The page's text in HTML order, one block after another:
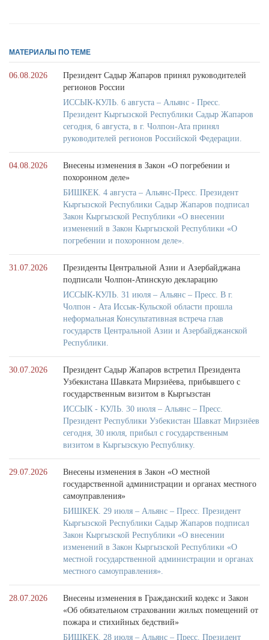
МАТЕРИАЛЫ ПО ТЕМЕ
06.08.2026
Президент Садыр Жапаров принял руководителей
регионов России
ИССЫК-КУЛЬ. 6 августа – Альянс - Пресс.
Президент Кыргызской Республики Садыр Жапаров
сегодня, 6 августа, в г. Чолпон-Ата принял
руководителей регионов Российской Федерации.
04.08.2026
Внесены изменения в Закон «О погребении и
похоронном деле»
БИШКЕК. 4 августа – Альянс-Пресс. Президент
Кыргызской Республики Садыр Жапаров подписал
Закон Кыргызской Республики «О внесении
изменений в Закон Кыргызской Республики «О
погребении и похоронном деле».
31.07.2026
Президенты Центральной Азии и Азербайджана
подписали Чолпон-Атинскую декларацию
ИССЫК-КУЛЬ. 31 июля – Альянс – Пресс. В г.
Чолпон - Ата Иссык-Кульской области прошла
неформальная Консультативная встреча глав
государств Центральной Азии и Азербайджанской
Республики.
30.07.2026
Президент Садыр Жапаров встретил Президента
Узбекистана Шавката Мирзиёева, прибывшего с
государственным визитом в Кыргызстан
ИССЫК - КУЛЬ. 30 июля – Альянс – Пресс.
Президент Республики Узбекистан Шавкат Мирзиёев
сегодня, 30 июля, прибыл с государственным
визитом в Кыргызскую Республику.
29.07.2026
Внесены изменения в Закон «О местной
государственной администрации и органах местного
самоуправления»
БИШКЕК. 29 июля – Альянс – Пресс. Президент
Кыргызской Республики Садыр Жапаров подписал
Закон Кыргызской Республики «О внесении
изменений в Закон Кыргызской Республики «О
местной государственной администрации и органах
местного самоуправления».
28.07.2026
Внесены изменения в Гражданский кодекс и Закон
«Об обязательном страховании жилых помещений от
пожара и стихийных бедствий»
БИШКЕК. 28 июля – Альянс – Пресс. Президент